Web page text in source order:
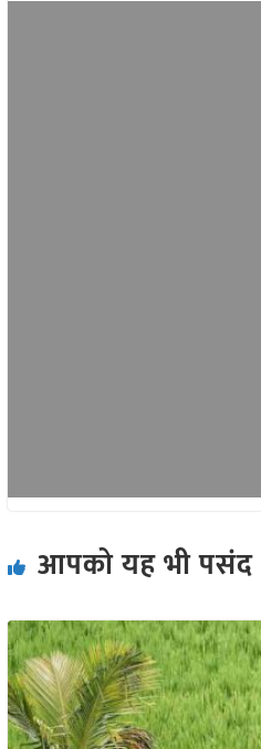
आपको यह भी